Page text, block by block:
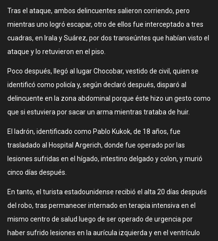
Tras el ataque, ambos delincuentes salieron corriendo, pero
mientras uno logró escapar, otro de ellos fue interceptado a tres
cuadras, en Irala y Suárez, por dos transeúntes que habían visto el
ataque y lo retuvieron en el piso.
Poco después, llegó al lugar Chocobar, vestido de civil, quien se
identificó como policía y, según declaró después, disparó al
delincuente en la zona abdominal porque éste hizo un gesto como
que si estuviera por sacar un arma mientras trataba de huir.
El ladrón, identificado como Pablo Kukok, de 18 años, fue
trasladado al Hospital Argerich, donde fue operado por las
lesiones sufridas en el hígado, intestino delgado y colon, y murió
cinco días después.
En tanto, el turista estadounidense recibió el alta 20 días después
del robo, tras permanecer internado en terapia intensiva en el
mismo centro de salud luego de ser operado de urgencia por
haber sufrido lesiones en la aurícula izquierda y en el ventrículo